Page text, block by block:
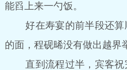
能舀上来一勺饭。
好在寿宴的前半段还算
的面，程砚晞没有做出越界
直到流程过半，宾客祝